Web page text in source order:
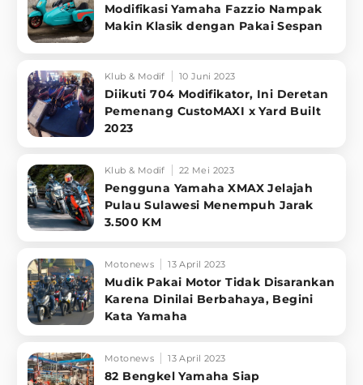
Modifikasi Yamaha Fazzio Nampak
Makin Klasik dengan Pakai Sespan
Klub & Modif 10 Juni 2023
Diikuti 704 Modifikator, Ini Deretan
Pemenang CustoMAXI x Yard Built
2023
Klub & Modif 22 Mei 2023
Pengguna Yamaha XMAX Jelajah
Pulau Sulawesi Menempuh Jarak
3.500 KM
Motonews 13 April 2023
Mudik Pakai Motor Tidak Disarankan
Karena Dinilai Berbahaya, Begini
Kata Yamaha
Motonews 13 April 2023
82 Bengkel Yamaha Siap